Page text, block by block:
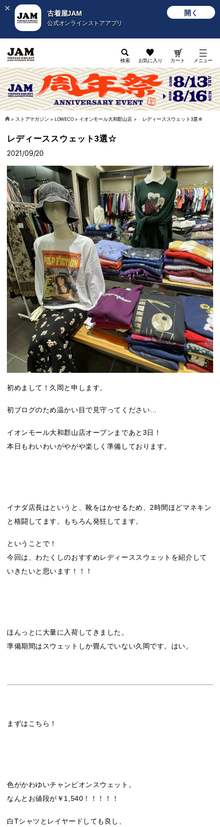
古着屋JAM
公式オンラインストアアプリ
開く
検索 お気に入り カート メニュー
> ストアマガジン > LOWECO> イオンモール大和郡山店> レディーススウェット3選☆
レディーススウェット3選☆
2021/09/20
初めまして！久岡と申します。
初ブログのため温かい目で見守ってください…
イオンモール大和郡山店オープンまであと3日！
本日もわいわいがやがや楽しく準備しております。
イナダ店長はというと、靴をはかせるため、2時間ほどマネキン
と格闘してます。もちろん発狂してます。
ということで！
今回は、わたくしのおすすめレディーススウェットを紹介して
いきたいと思います！！！
ほんっとに大量に入荷してきました。
準備期間はスウェットしか畳んでいない久岡です。はい。
まずはこちら！
色がかわゆいチャンピオンスウェット。
なんとお値段が￥1,540！！！！！
白Tシャツとレイヤードしても良し、